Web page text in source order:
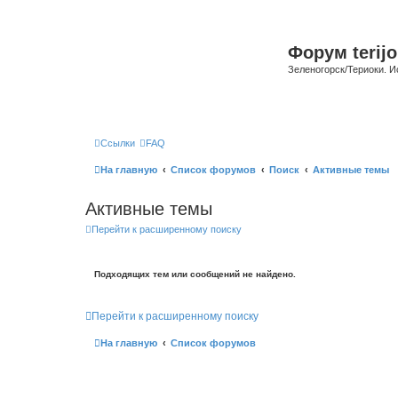
Форум
Зеленогорск/Териоки.
Ссылки FAQ
На главную Список форумов Поиск Активные темы
Активные темы
Перейти к расширенному поиску
Подходящих тем или сообщений не найдено.
Перейти к расширенному поиску
На главную Список форумов